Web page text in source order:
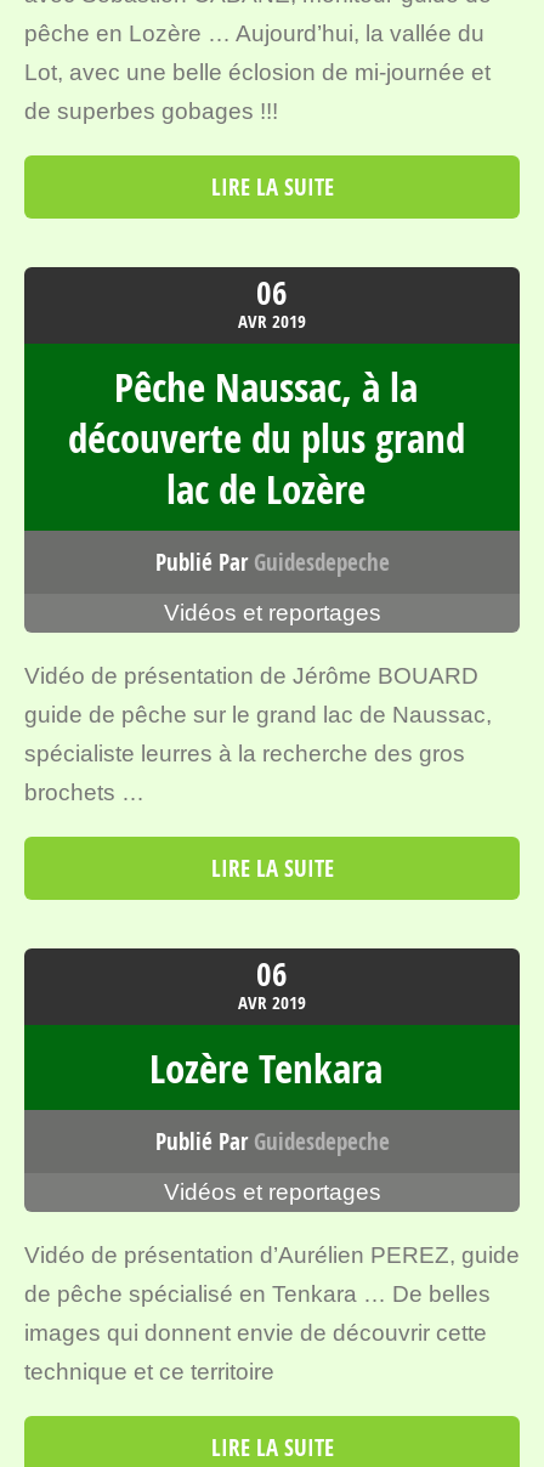
pêche en Lozère … Aujourd’hui, la vallée du
Lot, avec une belle éclosion de mi-journée et
de superbes gobages !!!
LIRE LA SUITE
06
AVR2019
Pêche Naussac, à la
découverte du plus grand
lac de Lozère
Publié ParGuidesdepeche
Vidéos et reportages
Vidéo de présentation de Jérôme BOUARD
guide de pêche sur le grand lac de Naussac,
spécialiste leurres à la recherche des gros
brochets …
LIRE LA SUITE
06
AVR2019
Lozère Tenkara
Publié ParGuidesdepeche
Vidéos et reportages
Vidéo de présentation d’Aurélien PEREZ, guide
de pêche spécialisé en Tenkara … De belles
images qui donnent envie de découvrir cette
technique et ce territoire
LIRE LA SUITE